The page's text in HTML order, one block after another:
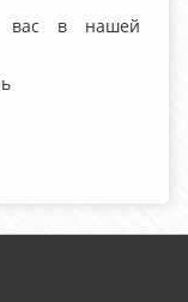
вас в нашей